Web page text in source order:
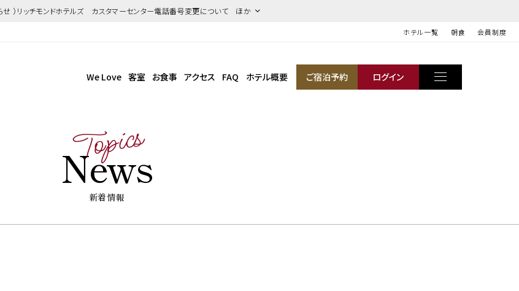
せ ）リッチモンドホテルズ カスタマーセンター電話番号変更について ほか
ホテル一覧 朝食 会員制度
We Love 客室 お食事 アクセス FAQ ホテル概要 ご宿泊予約 ログイン
News
Topics
新着情報